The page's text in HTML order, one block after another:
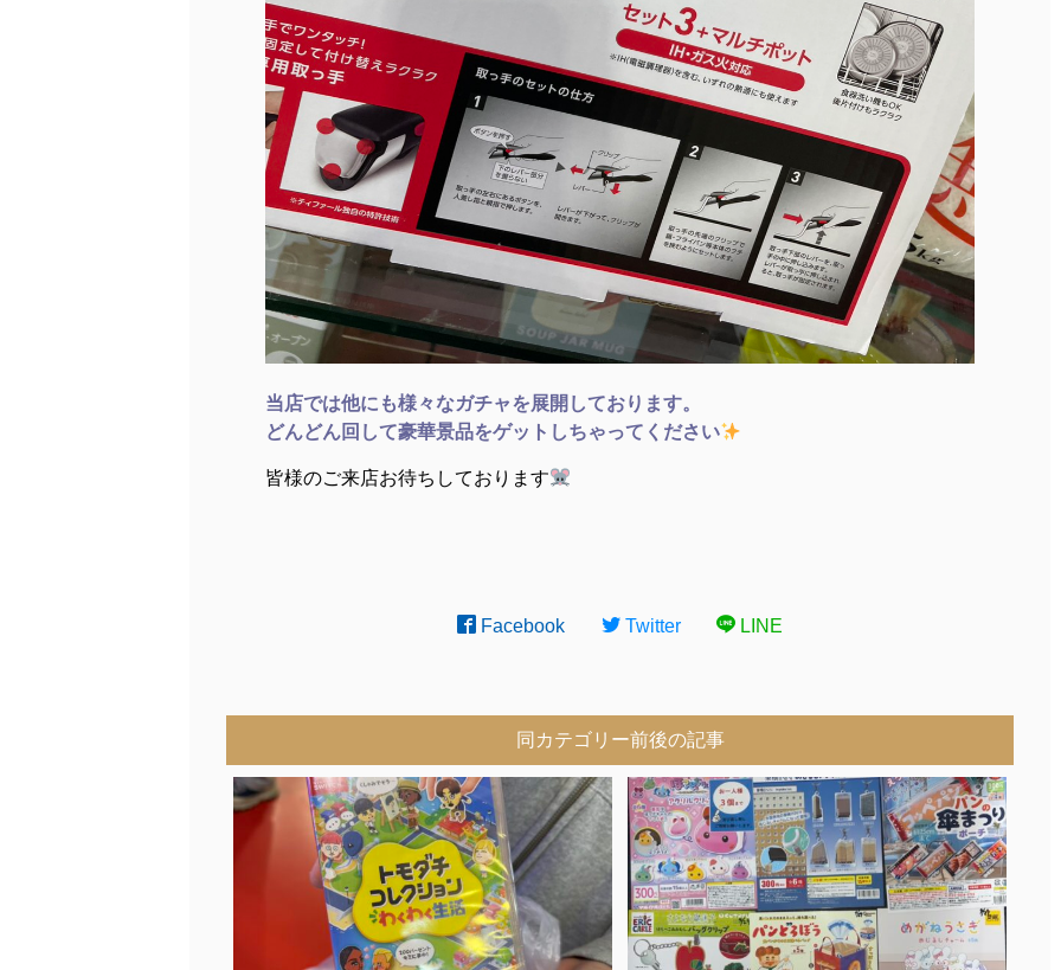
当店では他にも様々なガチャを展開しております。
どんどん回して豪華景品をゲットしちゃってください
皆様のご来店お待ちしております
Facebook Twitter LINE
同カテゴリー前後の記事